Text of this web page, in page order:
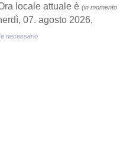
locale attuale è (in momento
07. agosto 2026,
necessario